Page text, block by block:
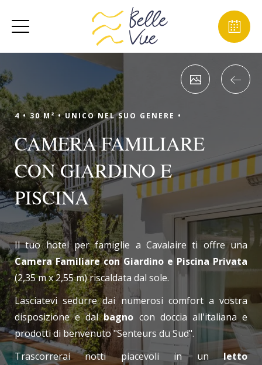
4 •30 M² •UNICO NEL SUO GENERE •
CAMERA FAMILIARE
CON GIARDINO E
PISCINA
Il tuo hotel per famiglie a Cavalaire ti offre una
Camera Familiare con Giardino e Piscina Privata
(2,35 m x 2,55 m) riscaldata dal sole.
Lasciatevi sedurre dai numerosi comfort a vostra
disposizione e dalbagno con doccia all'italiana e
prodotti di benvenuto "Senteurs du Sud".
Trascorrerai notti piacevoli in unletto